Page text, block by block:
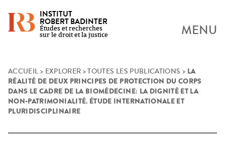
Skip
content
INSTITUT
ROBERT BADINTER
Études et recherches
sur le droit et la justice
MENU
ACCUEIL > EXPLORER >TOUTES LES PUBLICATIONS > LA
RÉALITÉ DE DEUX PRINCIPES DE PROTECTION DU CORPS
DANS LE CADRE DE LA BIOMÉDECINE: LA DIGNITÉ ET LA
NON-PATRIMONIALITÉ. ÉTUDE INTERNATIONALE ET
PLURIDISCIPLINAIRE